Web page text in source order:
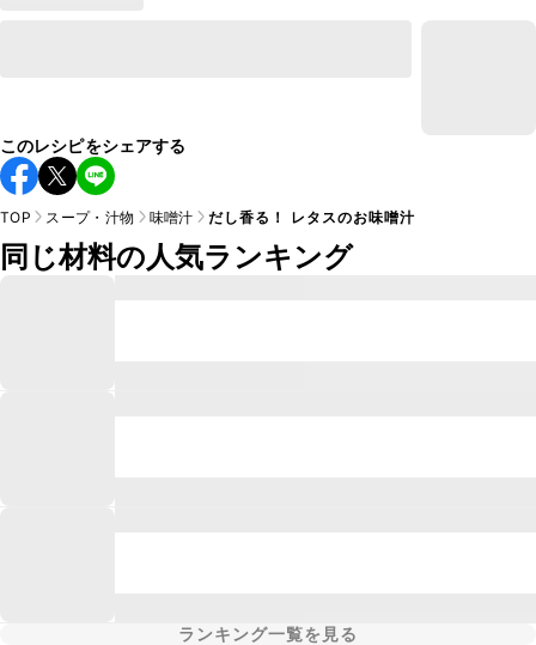
このレシピをシェアする
TOP スープ・汁物 味噌汁 だし香る！ レタスのお味噌汁
同じ材料の人気ランキング
ランキング一覧を見る